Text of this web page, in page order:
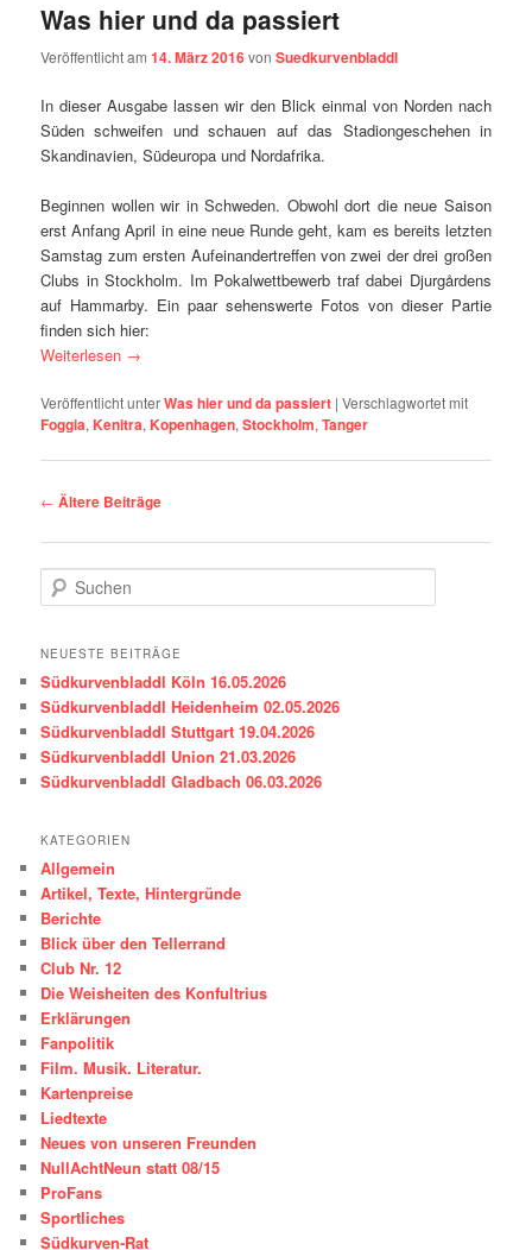
Was hier und da passiert
Veröffentlicht am14. März 2016vonSuedkurvenbladdl
In dieser Ausgabe lassen wir den Blick einmal von Norden nach
Süden schweifen und schauen auf das Stadiongeschehen in
Skandinavien, Südeuropa und Nordafrika.
Beginnen wollen wir in Schweden. Obwohl dort die neue Saison
erst Anfang April in eine neue Runde geht, kam es bereits letzten
Samstag zum ersten Aufeinandertreffen von zwei der drei großen
Clubs in Stockholm. Im Pokalwettbewerb traf dabei Djurgårdens
auf Hammarby. Ein paar sehenswerte Fotos von dieser Partie
finden sich hier:
Weiterlesen →
Veröffentlicht unterWas hier und da passiert |Verschlagwortet mit
Foggia, Kenitra, Kopenhagen,Stockholm,Tanger
Beitragsnavigation
← Ältere Beiträge
u
h
n
NEUESTE BEITRÄGE
Südkurvenbladdl Köln 16.05.2026
Südkurvenbladdl Heidenheim 02.05.2026
Südkurvenbladdl Stuttgart 19.04.2026
Südkurvenbladdl Union 21.03.2026
Südkurvenbladdl Gladbach 06.03.2026
KATEGORIEN
Allgemein
Artikel, Texte, Hintergründe
Berichte
Blick über den Tellerrand
Club Nr. 12
Die Weisheiten des Konfultrius
Erklärungen
Fanpolitik
Film. Musik. Literatur.
Kartenpreise
Liedtexte
Neues von unseren Freunden
NullAchtNeun statt 08/15
ProFans
Sportliches
Südkurven-Rat